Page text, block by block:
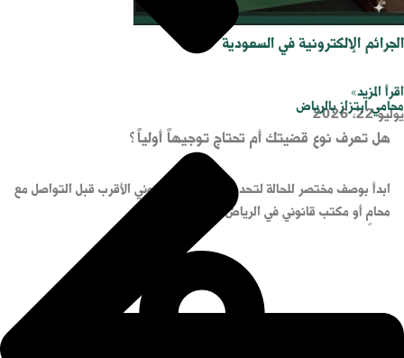
محامي ابتزاز بالرياض
الجرائم الإلكترونية في السعودية
اقرأ المزيد»
يوليو 22, 2026
هل تعرف نوع قضيتك أم تحتاج توجيهاً أولياً؟
ابدأ بوصف مختصر للحالة لتحديد التخصص القانوني الأقرب قبل التواصل مع
محامٍ أو مكتب قانوني في الرياض.